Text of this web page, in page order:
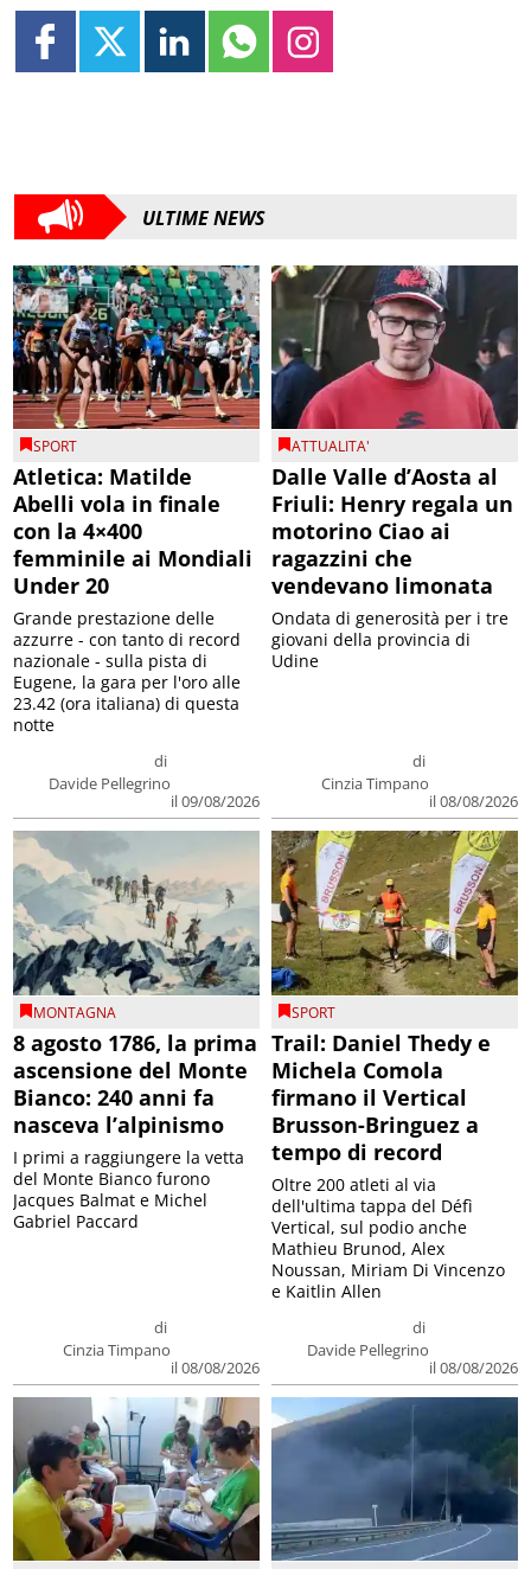
ULTIME NEWS
SPORT
Atletica: Matilde
Abelli vola in finale
con la 4×400
femminile ai Mondiali
Under 20
di
Davide Pellegrino
il 09/08/2026
Grande prestazione delle
azzurre - con tanto di record
nazionale - sulla pista di
Eugene, la gara per l'oro alle
23.42 (ora italiana) di questa
notte
ATTUALITA'
Dalle Valle d’Aosta al
Friuli: Henry regala un
motorino Ciao ai
ragazzini che
vendevano limonata
di
Cinzia Timpano
il 08/08/2026
Ondata di generosità per i tre
giovani della provincia di
Udine
MONTAGNA
8 agosto 1786, la prima
ascensione del Monte
Bianco: 240 anni fa
nasceva l’alpinismo
di
Cinzia Timpano
il 08/08/2026
I primi a raggiungere la vetta
del Monte Bianco furono
Jacques Balmat e Michel
Gabriel Paccard
SPORT
Trail: Daniel Thedy e
Michela Comola
firmano il Vertical
Brusson-Bringuez a
tempo di record
di
Davide Pellegrino
il 08/08/2026
Oltre 200 atleti al via
dell'ultima tappa del Défì
Vertical, sul podio anche
Mathieu Brunod, Alex
Noussan, Miriam Di Vincenzo
e Kaitlin Allen